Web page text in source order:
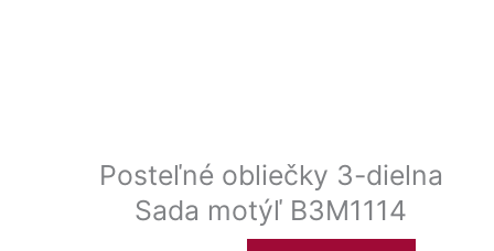
Posteľné obliečky 3-dielna
Sada motýľ B3M1114